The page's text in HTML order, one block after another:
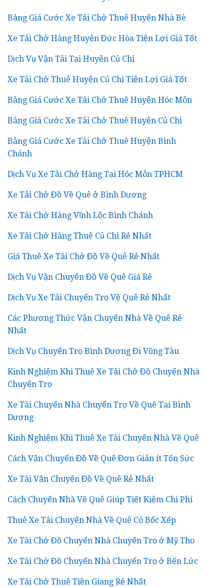
Bảng Giá Cước Xe Tải Chở Thuê Huyện Nhà Bè
Xe Tải Chở Hàng Huyện Đức Hòa Tiện Lợi Giá Tốt
Dịch Vụ Vận Tải Tại Huyện Củ Chi
Xe Tải Chở Thuê Huyện Củ Chi Tiện Lợi Giá Tốt
Bảng Giá Cước Xe Tải Chở Thuê Huyện Hóc Môn
Bảng Giá Cước Xe Tải Chở Thuê Huyện Củ Chi
Bảng Giá Cước Xe Tải Chở Thuê Huyện Bình
Chánh
Dịch Vụ Xe Tải Chở Hàng Tại Hóc Môn TPHCM
Xe Tải Chở Đồ Về Quê ở Bình Dương
Xe Tải Chở Hàng Vĩnh Lộc Bình Chánh
Xe Tải Chở Hàng Thuê Củ Chi Rẻ Nhất
Giá Thuê Xe Tải Chở Đồ Về Quê Rẻ Nhất
Dịch Vụ Vận Chuyển Đồ Về Quê Giá Rẻ
Dịch Vụ Xe Tải Chuyển Trọ Về Quê Rẻ Nhất
Các Phương Thức Vận Chuyển Nhà Về Quê Rẻ
Nhất
Dịch Vụ Chuyển Trọ Bình Dương Đi Vũng Tàu
Kinh Nghiệm Khi Thuê Xe Tải Chở Đồ Chuyển Nhà
Chuyển Trọ
Xe Tải Chuyển Nhà Chuyển Trọ Về Quê Tại Bình
Dương
Kinh Nghiệm Khi Thuê Xe Tải Chuyển Nhà Về Quê
Cách Vận Chuyển Đồ Về Quê Đơn Giản ít Tốn Sức
Xe Tải Vận Chuyển Đồ Về Quê Rẻ Nhất
Cách Chuyển Nhà Về Quê Giúp Tiết Kiệm Chi Phí
Thuê Xe Tải Chuyển Nhà Về Quê Có Bốc Xếp
Xe Tải Chở Đồ Chuyển Nhà Chuyển Trọ ở Mỹ Tho
Xe Tải Chở Đồ Chuyển Nhà Chuyển Trọ ở Bến Lức
Xe Tải Chở Thuê Tiền Giang Rẻ Nhất